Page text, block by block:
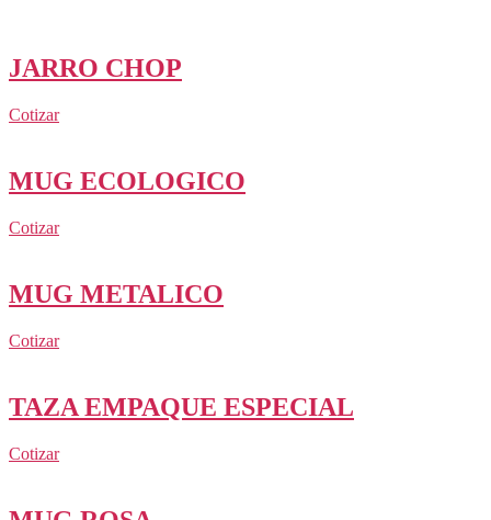
JARRO CHOP
Cotizar
MUG ECOLOGICO
Cotizar
MUG METALICO
Cotizar
TAZA EMPAQUE ESPECIAL
Cotizar